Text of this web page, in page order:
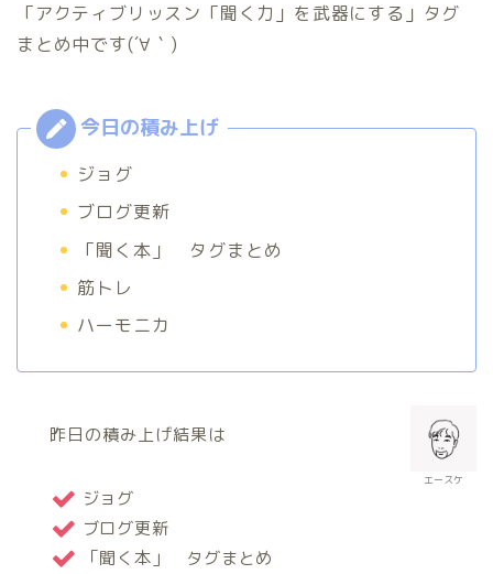
「アクティブリッスン「聞く力」を武器にする」タグ
まとめ中です(´∀｀)
ジョグ
ブログ更新
「聞く本」 タグまとめ
筋トレ
ハーモニカ
エースケ
昨日の積み上げ結果は
ジョグ
ブログ更新
「聞く本」 タグまとめ